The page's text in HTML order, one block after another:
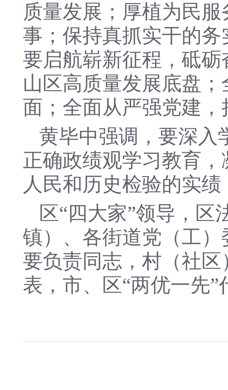
质量发展；厚植为民
事；保持真抓实干的
要启航崭新征程，砥
山区高质量发展底盘
面；全面从严强党建
黄毕中强调，要深入
正确政绩观学习教育
人民和历史检验的实
区“四大家”领导，
镇）、各街道党（工
要负责同志，村（社
表，市、区“两优一先